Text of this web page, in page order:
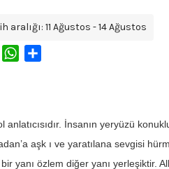
aralığı: 11 Ağustos - 14 Ağustos
TwitterWhatsApp
İnsanın yeryüzü
aşk ı ve yaratılana sevgisi
yanı özlem diğer yanı yerleşiktir.